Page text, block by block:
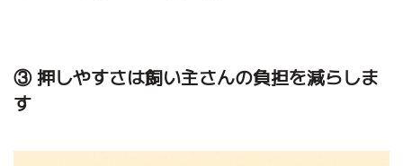
③ 押しやすさは飼い主さんの負担を減らしま
す